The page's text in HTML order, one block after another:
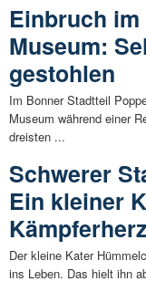
Einbruch
Museum:
gestohlen
Im Bonner Stadtteil
Museum während einer
dreisten ...
Schwerer
Ein kleiner
Kämpferherz
Der kleine Kater
ins Leben. Das hielt ihn